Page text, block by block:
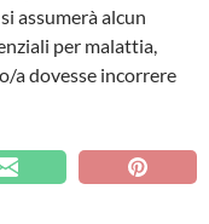
assumerà alcun
per malattia,
a dovesse incorrere